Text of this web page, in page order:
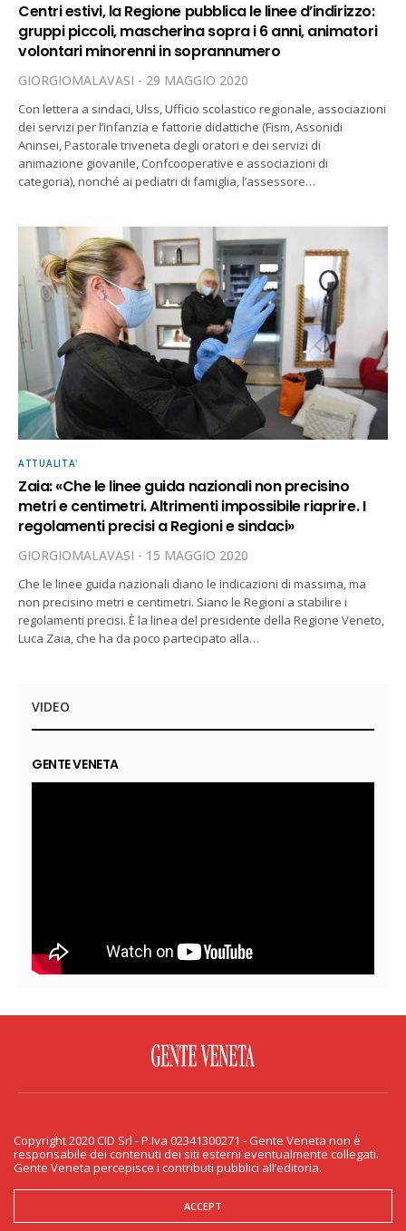
Centri estivi, la Regione pubblica le linee d’indirizzo:
gruppi piccoli, mascherina sopra i 6 anni, animatori
volontari minorenni in soprannumero
GIORGIOMALAVASI 29 MAGGIO 2020
Con lettera a sindaci, Ulss, Ufficio scolastico regionale, associazioni
dei servizi per l’infanzia e fattorie didattiche (Fism, Assonidi
Aninsei, Pastorale triveneta degli oratori e dei servizi di
animazione giovanile, Confcooperative e associazioni di
categoria), nonché ai pediatri di famiglia, l’assessore…
ATTUALITA'
Zaia: «Che le linee guida nazionali non precisino
metri e centimetri. Altrimenti impossibile riaprire. I
regolamenti precisi a Regioni e sindaci»
GIORGIOMALAVASI 15 MAGGIO 2020
Che le linee guida nazionali diano le indicazioni di massima, ma
non precisino metri e centimetri. Siano le Regioni a stabilire i
regolamenti precisi. È la linea del presidente della Regione Veneto,
Luca Zaia, che ha da poco partecipato alla…
VIDEO
GENTE VENETA
PRIVACY & COOKIE
Copyright 2020 CID Srl - P.Iva 02341300271 - Gente Veneta non è responsabile
dei contenuti dei siti esterni eventualmente collegati. Gente Veneta percepisce
i contributi pubblici all’editoria.
Copyright 2020 CID Srl - P.Iva 02341300271 - Gente Veneta non è
responsabile dei contenuti dei siti esterni eventualmente collegati.
Gente Veneta percepisce i contributi pubblici all’editoria.
ACCEPT